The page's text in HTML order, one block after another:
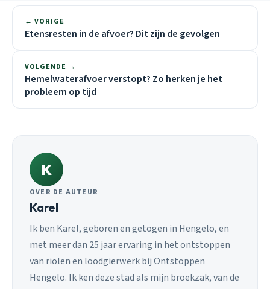
← VORIGE
Etensresten in de afvoer? Dit zijn de gevolgen
VOLGENDE →
Hemelwaterafvoer verstopt? Zo herken je het
probleem op tijd
K
OVER DE AUTEUR
Karel
Ik ben Karel, geboren en getogen in Hengelo, en
met meer dan 25 jaar ervaring in het ontstoppen
van riolen en loodgierwerk bij Ontstoppen
Hengelo. Ik ken deze stad als mijn broekzak, van de